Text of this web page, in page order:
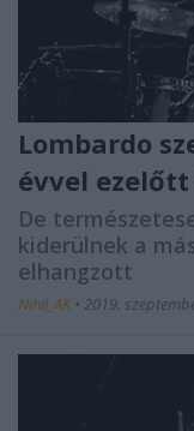
Lombardo
évvel
De
kiderülnek a
elhangzott
Nihil_AK • 2019.